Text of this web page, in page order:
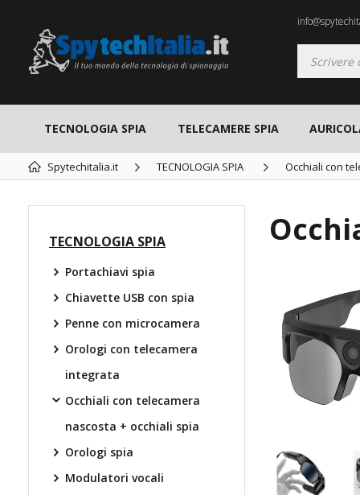
TECNOLOGIA SPIA TELECAMERE SPIA
Spytechitalia.it TECNOLOGIA SPIA Occhiali con
TECNOLOGIA SPIA
Portachiavi spia
Chiavette USB con spia
Penne con microcamera
Orologi con telecamera
integrata
Occhiali con telecamera
nascosta + occhiali spia
Orologi spia
Modulatori vocali